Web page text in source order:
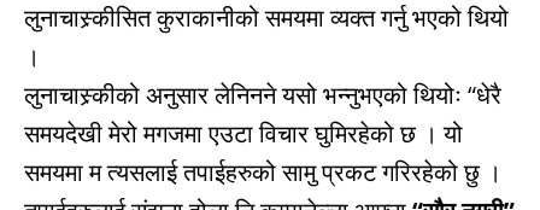
लुनाचास्र्कीसित कुराकानीको समयमा व्यक्त गर्नु भएको थियो
।
लुनाचास्र्कीको अनुसार लेनिनने यसो भन्नुभएको थियोः “धेरै
समयदेखी मेरो मगजमा एउटा विचार घुमिरहेको छ । यो
समयमा म त्यसलाई तपाईहरुको सामु प्रकट गरिरहेको छु ।